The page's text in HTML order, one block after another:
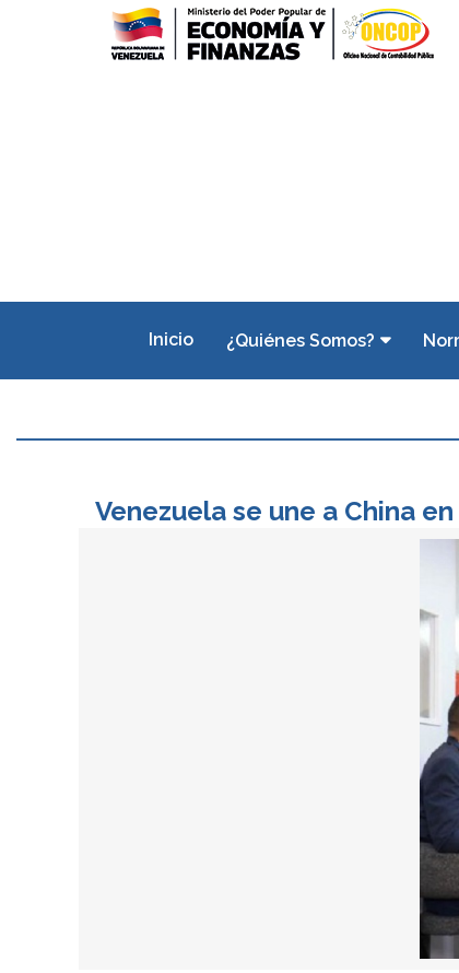
Inicio ¿Quiénes Somos?
Venezuela se une a China